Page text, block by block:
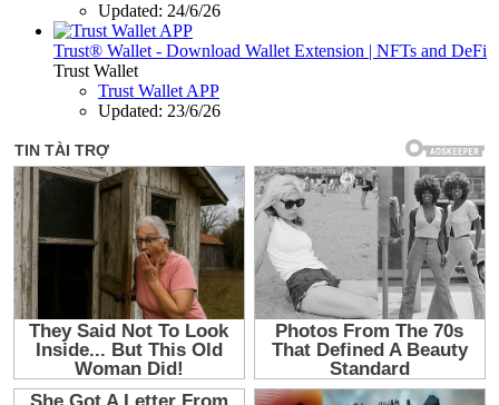
Updated: 24/6/26
Trust® Wallet - Download Wallet Extension | NFTs and DeFi
Trust Wallet
Trust Wallet APP
Updated: 23/6/26